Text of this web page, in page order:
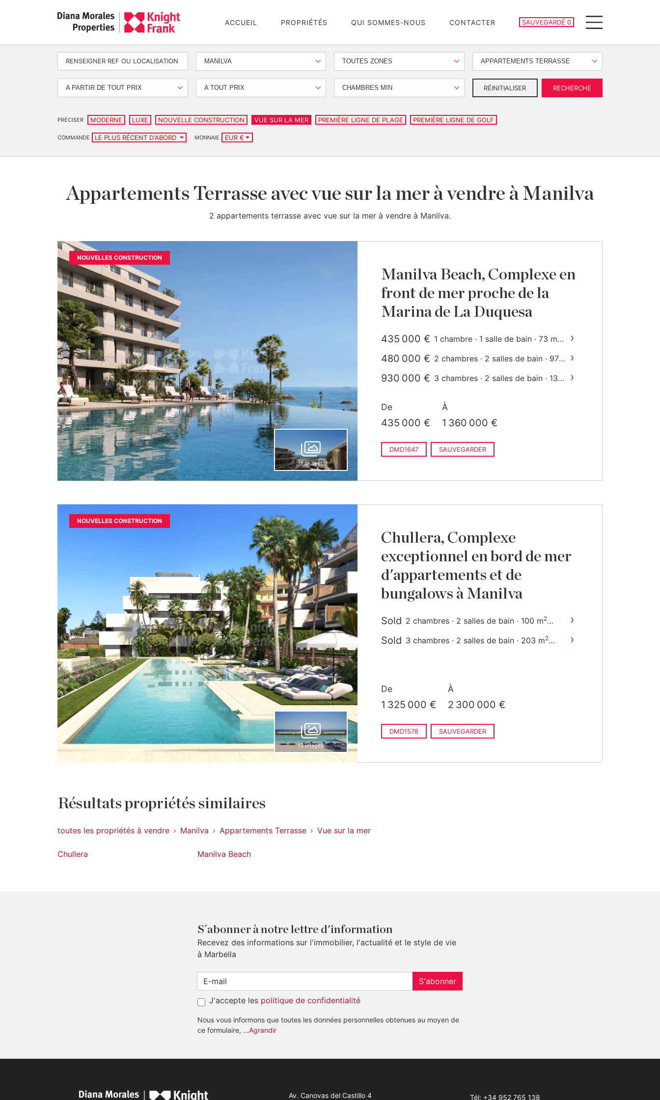
ACCUEIL PROPRIÉTÉS QUI SOMMES-NOUS CONTACTER SAUVEGARDÉ 0
PROPRIÉTÉS SAUVEGARDÉES
Menu
MANILVA TOUTES ZONES APPARTEMENTS TERRASSE
A PARTIR DE TOUT PRIX A TOUT PRIX CHAMBRES MIN RÉINITIALISER RECHERCHE
PRÉCISER MODERNE LUXE NOUVELLE CONSTRUCTION VUE SUR LA MER PREMIÈRE LIGNE DE PLAGE PREMIÈRE LIGNE DE GOLF
COMMANDE LE PLUS RÉCENT D'ABORD MONNAIE EUR €
Appartements Terrasse avec vue sur la mer à vendre à Manilva
2 appartements terrasse avec vue sur la mer à vendre à Manilva.
NOUVELLES CONSTRUCTION
11 images
Manilva Beach, Complexe en
front de mer proche de la
Marina de La Duquesa
435 000 € 1 chambre · 1 salle de bain · 73 m ›
480 000 € 2 chambres · 2 salles de bain · 97
›
930 000 € 3 chambres · 2 salles de bain · 134
›
187 m
De
435 000 €
À
1 360 000 €
DMD1647 SAUVEGARDER
NOUVELLES CONSTRUCTION
13 images
Chullera, Complexe
exceptionnel en bord de mer
d'appartements et de
bungalows à Manilva
Sold 2 chambres · 2 salles de bain · 100 m2 ›
Sold 3 chambres · 2 salles de bain · 203 m2 ›
De
1 325 000 €
À
2 300 000 €
DMD1578 SAUVEGARDER
Résultats propriétés similaires
toutes les propriétés à vendre Manilva Appartements Terrasse Vue sur la mer
Chullera Manilva Beach
S´abonner à notre lettre d'information
Recevez des informations sur l'immobilier, l'actualité et le style de vie
à Marbella
S'abonner
J'accepte les politique de confidentialité
Nous vous informons que toutes les données personnelles obtenues au moyen de
ce formulaire, ...Agrandir
Av. Canovas del Castillo 4 Tél: +34 952 765 138